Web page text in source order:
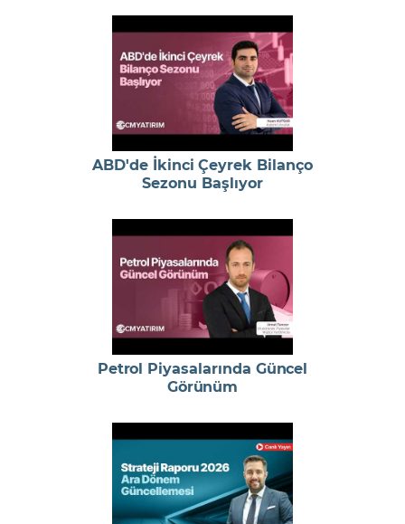
ABD'de İkinci Çeyrek Bilanço
Sezonu Başlıyor
Petrol Piyasalarında Güncel
Görünüm